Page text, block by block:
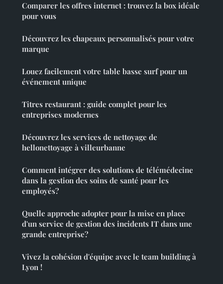
Comparer les offres internet : trouvez la box idéale
pour vous
Découvrez les chapeaux personnalisés pour votre
marque
Louez facilement votre table basse surf pour un
événement unique
Titres restaurant : guide complet pour les
entreprises modernes
Découvrez les services de nettoyage de
hellonettoyage à villeurbanne
Comment intégrer des solutions de télémédecine
dans la gestion des soins de santé pour les
employés?
Quelle approche adopter pour la mise en place
d'un service de gestion des incidents IT dans une
grande entreprise?
Vivez la cohésion d'équipe avec le team building à
Lyon !